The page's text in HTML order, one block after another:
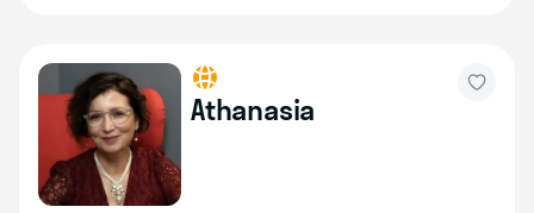
Athanasia